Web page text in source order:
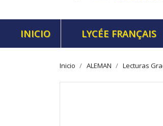
INICIO LYCÉE FRANÇAIS
Inicio ALEMAN Lecturas